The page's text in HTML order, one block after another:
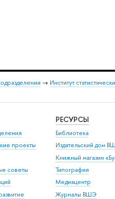
→ Институт
проекты
советы
РЕСУРСЫ
Библиотека
Издательский дом
Книжный магазин
Типография
Медиацентр
Журналы ВШЭ